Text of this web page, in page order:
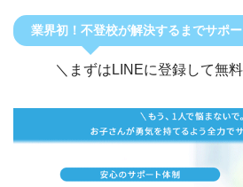
業界初！不登校が解決するまでサポー
＼まずはLINEに登録して無